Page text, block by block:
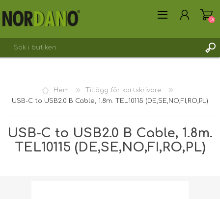
SKAPA KONTO
LOGGA IN
(0)
Hem
Tillägg för kortskrivare
USB-C to USB2.0 B Cable, 1.8m. TEL10115 (DE,SE,NO,FI,RO,PL)
USB-C to USB2.0 B Cable, 1.8m.
TEL10115 (DE,SE,NO,FI,RO,PL)